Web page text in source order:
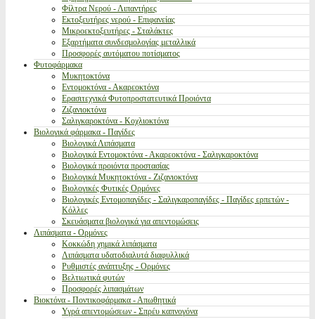
Φίλτρα Νερού - Λιπαντήρες
Εκτοξευτήρες νερού - Επιφανείας
Μικροεκτοξευτήρες - Σταλάκτες
Εξαρτήματα συνδεσμολογίας μεταλλικά
Προσφορές αυτόματου ποτίσματος
Φυτοφάρμακα
Μυκητοκτόνα
Εντομοκτόνα - Ακαρεοκτόνα
Ερασιτεχνικά Φυτοπροστατευτικά Προιόντα
Ζιζανιοκτόνα
Σαλιγκαροκτόνα - Κοχλιοκτόνα
Βιολογικά φάρμακα - Παγίδες
Βιολογικά Λιπάσματα
Βιολογικά Εντομοκτόνα - Ακαρεοκτόνα - Σαλιγκαροκτόνα
Βιολογικά προιόντα προστασίας
Βιολογικά Μυκητοκτόνα - Ζιζανιοκτόνα
Βιολογικές Φυτικές Ορμόνες
Βιολογικές Εντομοπαγίδες - Σαλιγκαροπαγίδες - Παγίδες ερπετών -
Κόλλες
Σκευάσματα βιολογικά για απεντομώσεις
Λιπάσματα - Ορμόνες
Κοκκώδη χημικά λιπάσματα
Λιπάσματα υδατοδιαλυτά διαφυλλικά
Ρυθμιστές ανάπτυξης - Ορμόνες
Βελτιωτικά φυτών
Προσφορές λιπασμάτων
Βιοκτόνα - Ποντικοφάρμακα - Απωθητικά
Υγρά απεντομώσεων - Σπρέυ καπνογόνα